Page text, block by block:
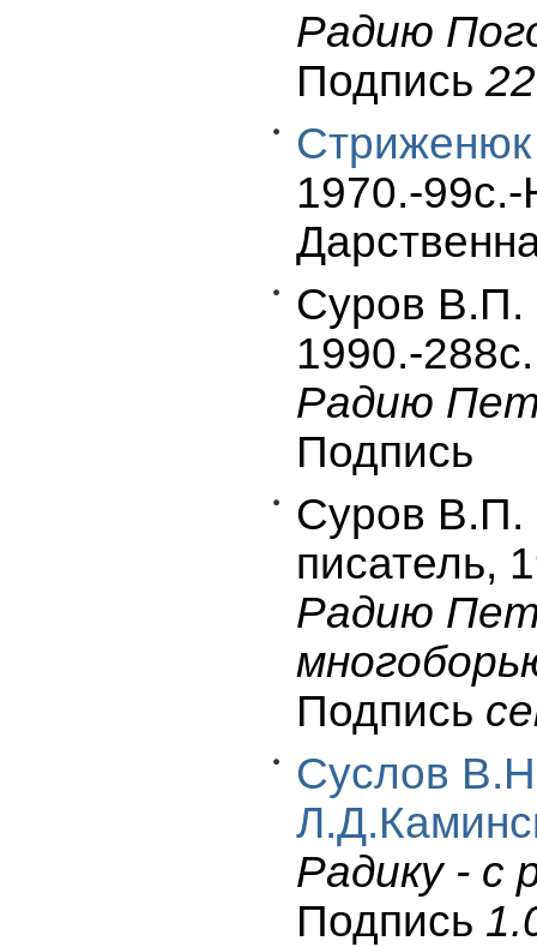
Радию
Подпись
1970.-99c.-
Суров В.П.
1990.-288c.
Радию
Подпись
Суров В.П.
писатель,
Радию
Подпись
Суслов
Радику - с
Подпись